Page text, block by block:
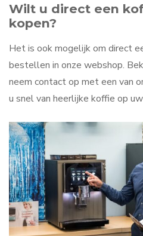
Wilt u direct een
kopen?
Het is ook mogelijk om direct
bestellen in onze webshop.
neem contact op met een van
u snel van heerlijke koffie op